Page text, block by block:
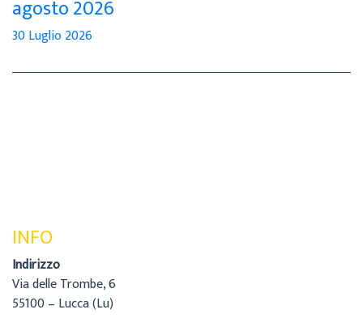
agosto 2026
30 Luglio 2026
INFO
Indirizzo
Via delle Trombe, 6
55100 – Lucca (Lu)